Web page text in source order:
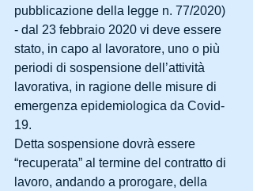
pubblicazione della legge n. 77/2020)
- dal 23 febbraio 2020 vi deve essere
stato, in capo al lavoratore, uno o più
periodi di sospensione dell’attività
lavorativa, in ragione delle misure di
emergenza epidemiologica da Covid-
19.
Detta sospensione dovrà essere
“recuperata” al termine del contratto di
lavoro, andando a prorogare, della